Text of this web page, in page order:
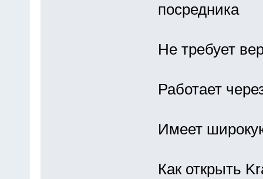
посредника
Не требует
Работает
Имеет
Как открыть